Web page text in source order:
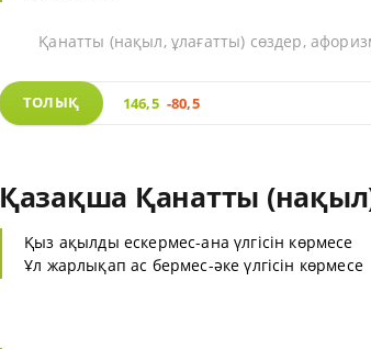
Қанатты (нақыл, ұлағатты) сөздер,
ТОЛЫҚ 146,5 -80,5
Қазақша Қанатты
Қыз ақылды ескермес-ана үлгісін көрмесе
Ұл жарлықап ас бермес-әке үлгісін көрмесе